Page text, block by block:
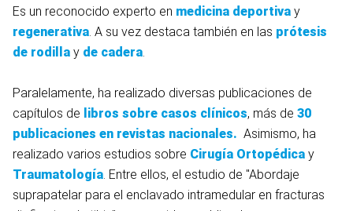
Es un reconocido experto en medicina deportiva y
regenerativa. A su vez destaca también en las prótesis
de rodilla y de cadera.
Paralelamente, ha realizado diversas publicaciones de
capítulos de libros sobre casos clínicos, más de 30
publicaciones en revistas nacionales. Asimismo, ha
realizado varios estudios sobre Cirugía Ortopédica y
Traumatología. Entre ellos, el estudio de "Abordaje
suprapatelar para el enclavado intramedular en fracturas